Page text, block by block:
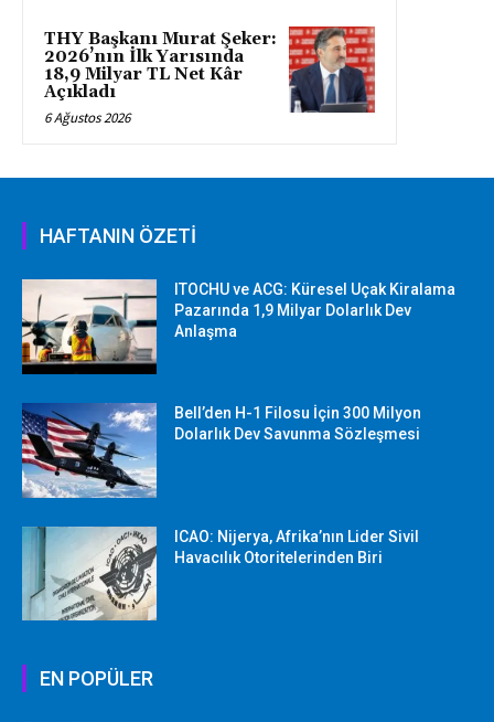
THY Başkanı Murat Şeker:
2026’nın İlk Yarısında
18,9 Milyar TL Net Kâr
Açıkladı
6 Ağustos 2026
HAFTANIN ÖZETİ
ITOCHU ve ACG: Küresel Uçak Kiralama
Pazarında 1,9 Milyar Dolarlık Dev
Anlaşma
Bell’den H-1 Filosu İçin 300 Milyon
Dolarlık Dev Savunma Sözleşmesi
ICAO: Nijerya, Afrika’nın Lider Sivil
Havacılık Otoritelerinden Biri
EN POPÜLER